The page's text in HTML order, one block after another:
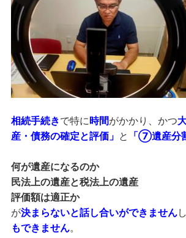
相続手続きで特に時間がかかり、かつ
産・債務の確定と評価」 と 「⑦遺産分
何が遺産になるのか
民法上の遺産と税法上の遺産
評価額は適正か
が決まらないと話し合いができません
もできません。